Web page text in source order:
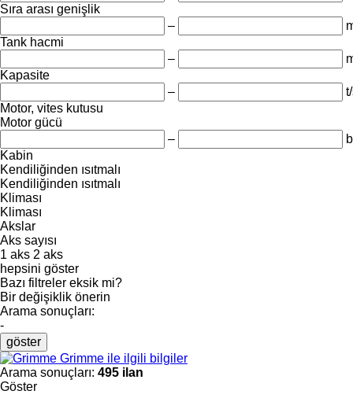
Sıra arası genişlik
–
Tank hacmi
–
Kapasite
–
Motor, vites kutusu
Motor gücü
–
Kabin
Kendiliğinden ısıtmalı
Kendiliğinden ısıtmalı
Kliması
Kliması
Akslar
Aks sayısı
1 aks 2 aks
hepsini göster
Bazı filtreler eksik mi?
Bir değişiklik önerin
Arama sonuçları:
-
göster
Grimme ile ilgili bilgiler
Arama sonuçları: 495 ilan
Göster